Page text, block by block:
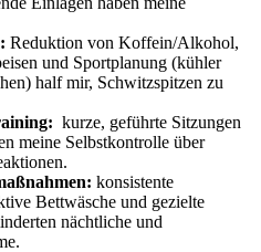
Reduktion von ⁤Koffein/Alkohol,
und Sportplanung (kühler
half mir, Schwitzspitzen zu
⁤ kurze, geführte Sitzungen
meine Selbstkontrolle über‌
konsistente
Bettwäsche und gezielte⁣
nächtliche und